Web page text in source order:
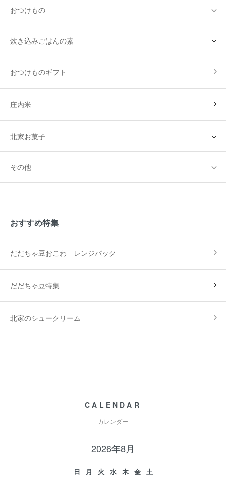
おつけもの
炊き込みごはんの素
おつけものギフト
庄内米
北家お菓子
その他
おすすめ特集
だだちゃ豆おこわ レンジパック
だだちゃ豆特集
北家のシュークリーム
CALENDAR
カレンダー
2026年8月
日 月 火 水 木 金
土